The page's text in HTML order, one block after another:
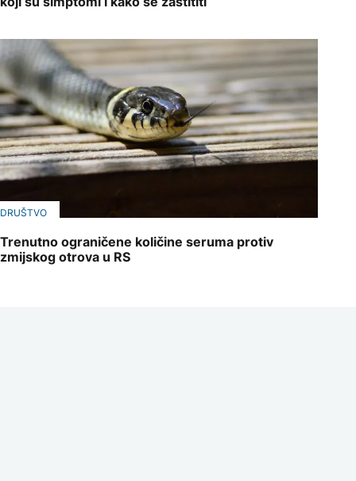
DRUŠTVO
Trenutno ograničene količine seruma protiv
zmijskog otrova u RS